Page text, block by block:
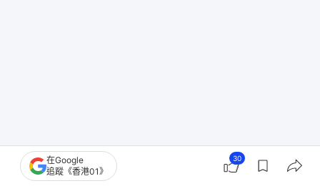
在Google
追蹤《香港01》
30